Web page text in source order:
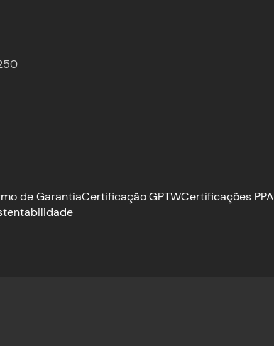
de GarantiaCertificação GPTWCertificações PPA